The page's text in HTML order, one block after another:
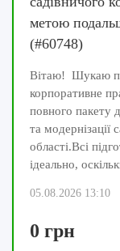
метою
(#60748)
Вітаю! Шукаю
корпоративне
повного пакету
та модернізації
області.Всі
ідеально,
05.08.2026 13:10
0 грн